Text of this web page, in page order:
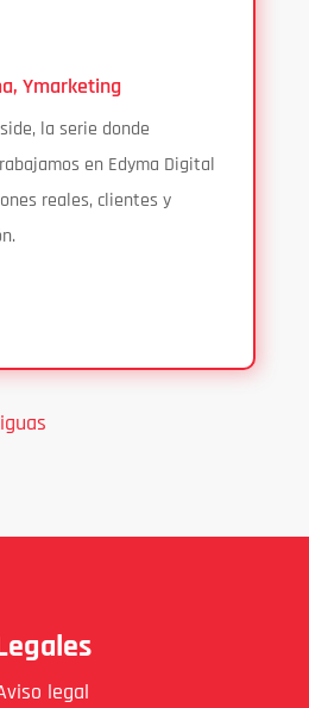
, Ymarketing
la serie donde
en Edyma Digital
reales, clientes y
legal